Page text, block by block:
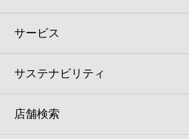
サービス
サステナビリティ
店舗検索